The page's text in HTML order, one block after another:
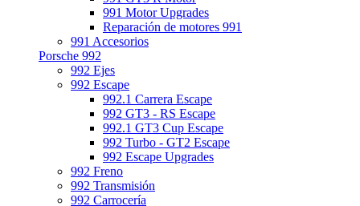
991 Motor Upgrades
Reparación de motores 991
991 Accesorios
Porsche 992
992 Ejes
992 Escape
992.1 Carrera Escape
992 GT3 - RS Escape
992.1 GT3 Cup Escape
992 Turbo - GT2 Escape
992 Escape Upgrades
992 Freno
992 Transmisión
992 Carrocería